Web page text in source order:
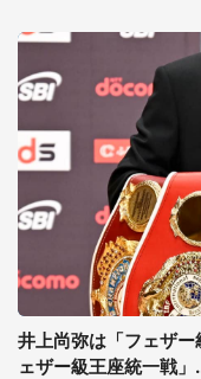
井上尚弥は「フェザ
ェザー級王座統一戦